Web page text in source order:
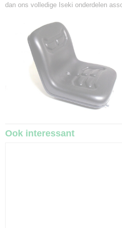
dan ons volledige Iseki onderdelen
Ook interessant